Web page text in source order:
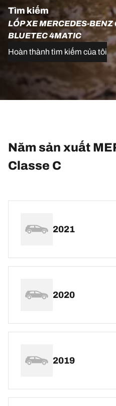
Tìm kiếm
LỐP XE MERCEDES-BENZ
BLUETEC 4MATIC
Hoàn thành tìm kiếm của tôi
Năm sản xuất
Classe C
2021
2020
2019